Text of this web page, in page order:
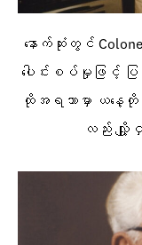
နောက်ဆုံးတွင်
ပေါင်းစပ်မှုဖြင့် ပ
ထိုအရသာမှာ ယနေ့တိုင်
လည်း လ